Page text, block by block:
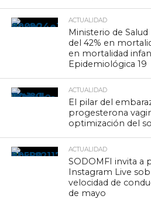
ACTUALIDAD
Ministerio de
del 42% en
en mortalidad
Epidemiológica 19
ACTUALIDAD
El pilar del
progesterona
optimización del
ACTUALIDAD
SODOMFI invita a
Instagram Live
velocidad de
de mayo